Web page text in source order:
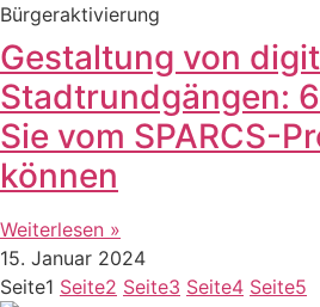
Bürgeraktivierung
Gestaltung von
Stadtrundgängen:
Sie vom SPARCS-
können
Weiterlesen »
15. Januar 2024
Seite1 Seite2 Seite3 Seite4 Seite5